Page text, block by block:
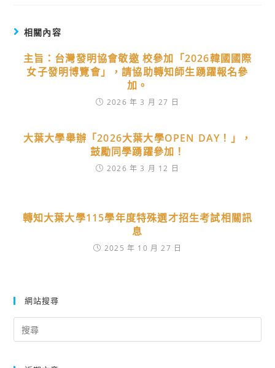
相關內容
主旨：台灣發明協會敬邀 校參加「2026韓國國際
女子發明博覽會」，請協助轉知師生踴躍報名參
加。
2026 年 3 月 27 日
大葉大學舉辦「2026大葉大學OPEN DAY！」，
鼓勵同學踴躍參加！
2026 年 3 月 12 日
轉知大葉大學115學年度特殊選才招生考試相關訊
息
2025 年 10 月 27 日
網站搜尋
for: